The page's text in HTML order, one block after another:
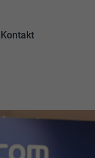
Kontakt